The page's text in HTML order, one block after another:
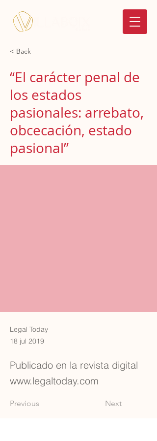
< Back
“El carácter penal de
los estados
pasionales: arrebato,
obcecación, estado
pasional”
Legal Today
18 jul 2019
Publicado en la revista digital
www.legaltoday.com
Previous Next